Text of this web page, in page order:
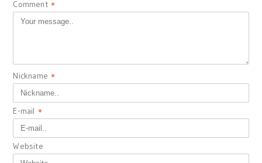
Comment *
Nickname *
E-mail *
Website